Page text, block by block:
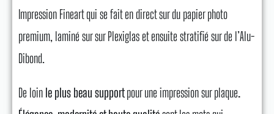
Impression Fineart qui se fait en direct sur du papier photo
premium, laminé sur sur Plexiglas et ensuite stratifié sur de l’Alu-
Dibond.
De loin le plus beau supportpour une impression sur plaque.